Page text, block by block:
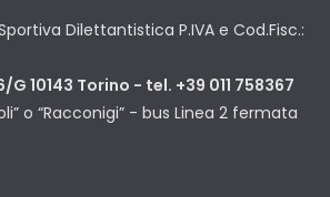
Dilettantistica P.IVA e Cod.Fisc.:
10143 Torino - tel. +39 011 758367
o “Racconigi” - bus Linea 2 fermata